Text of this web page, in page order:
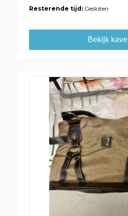
Resterende tijd: Gesloten
Bekijk kavel